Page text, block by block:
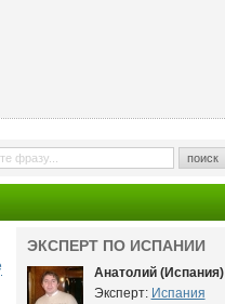
поиск
ЭКСПЕРТ ПО ИСПАНИИ
Анатолий (Испания)
Эксперт: Испания